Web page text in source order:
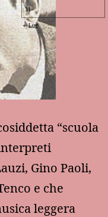
“scuola
Gino Paoli,
e che
leggera
31
Lug